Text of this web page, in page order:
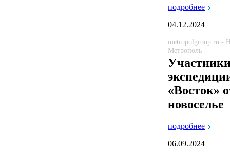
подробнее
04.12.2024
metropolgroup.ru -
Метрополь
«Восток»
новоселье
подробнее
06.09.2024